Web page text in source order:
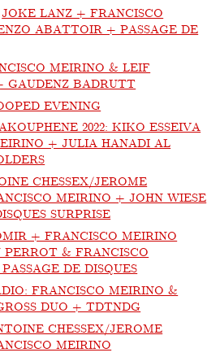
JOKE LANZ + FRANCISCO
ABATTOIR + PASSAGE DE
MEIRINO & LEIF
GAUDENZ BADRUTT
EVENING
2022: KIKO ESSEIVA
+ JULIA HANADI AL
CHESSEX/JEROME
MEIRINO + JOHN WIESE
SURPRISE
+ FRANCISCO MEIRINO
& FRANCISCO
DE DISQUES
FRANCISCO MEIRINO &
DUO + TDTNDG
CHESSEX/JEROME
MEIRINO